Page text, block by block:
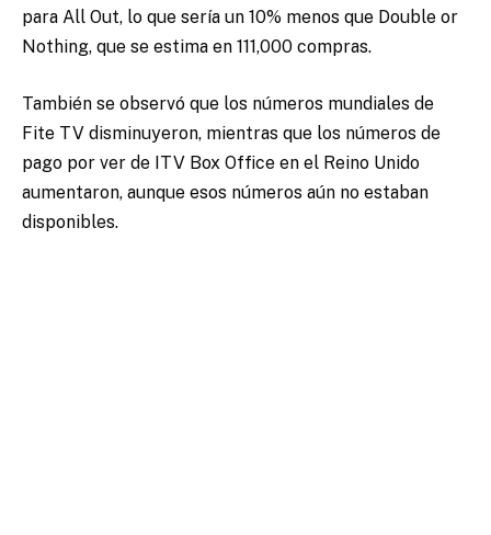
para All Out, lo que sería un 10% menos que Double or
Nothing, que se estima en 111,000 compras.
También se observó que los números mundiales de
Fite TV disminuyeron, mientras que los números de
pago por ver de ITV Box Office en el Reino Unido
aumentaron, aunque esos números aún no estaban
disponibles.